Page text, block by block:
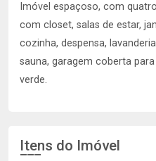
Imóvel espaçoso, com
com closet, salas de estar,
cozinha, despensa,
sauna, garagem coberta
verde.
Itens do Imóvel